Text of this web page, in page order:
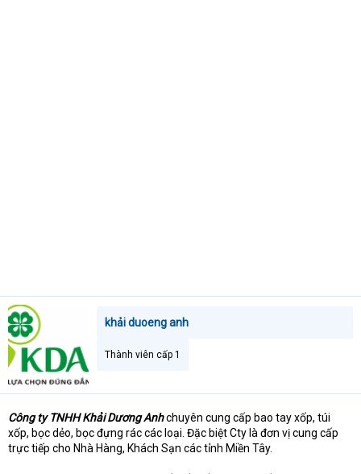
khải duoeng anh
Thành viên cấp 1
Công ty TNHH Khải Dương Anhchuyên cung cấp bao tay xốp, túi
xốp, bọc dẻo, bọc đựng rác các loại. Đặc biệt Cty là đơn vị cung cấp
trực tiếp cho Nhà Hàng, Khách Sạn các tỉnh Miền Tây.